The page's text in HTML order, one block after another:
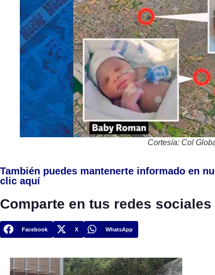
Cortesía: Col
También puedes mantenerte informado en
clic aquí
Comparte en tus redes sociales
Facebook X WhatsApp